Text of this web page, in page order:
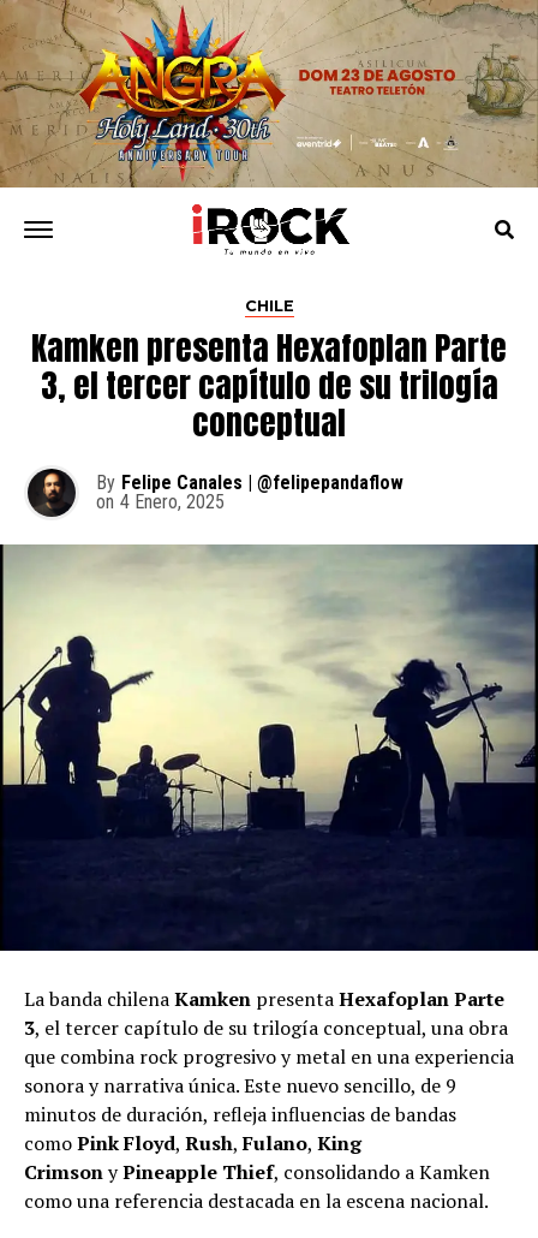
CHILE
Kamken presenta Hexafoplan Parte
3, el tercer capítulo de su trilogía
conceptual
By Felipe Canales | @felipepandaflow
on 4 Enero, 2025
La banda chilenaKamken presentaHexafoplan Parte
3, el tercer capítulo de su trilogía conceptual, una obra
que combina rock progresivo y metal en una experiencia
sonora y narrativa única. Este nuevo sencillo, de 9
minutos de duración, refleja influencias de bandas
comoPink Floyd, Rush,Fulano, King
CrimsonyPineapple Thief, consolidando a Kamken
como una referencia destacada en la escena nacional.